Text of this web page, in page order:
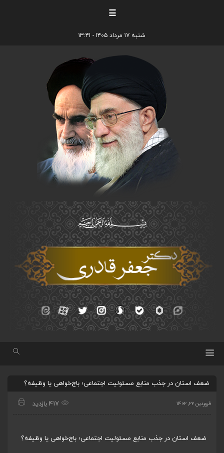
☰
شنبه ۱۷ مرداد ۱۴۰۵ - ۱۳:۴۱
ضعف استان در جذب منابع مسئولیت اجتماعی؛ باج‌خواهی یا وظیفه؟
فروردین ۲۲, ۱۴۰۲ 417 بازدید
ضعف استان در جذب منابع مسئولیت اجتماعی؛ باج‌خواهی یا وظیفه؟